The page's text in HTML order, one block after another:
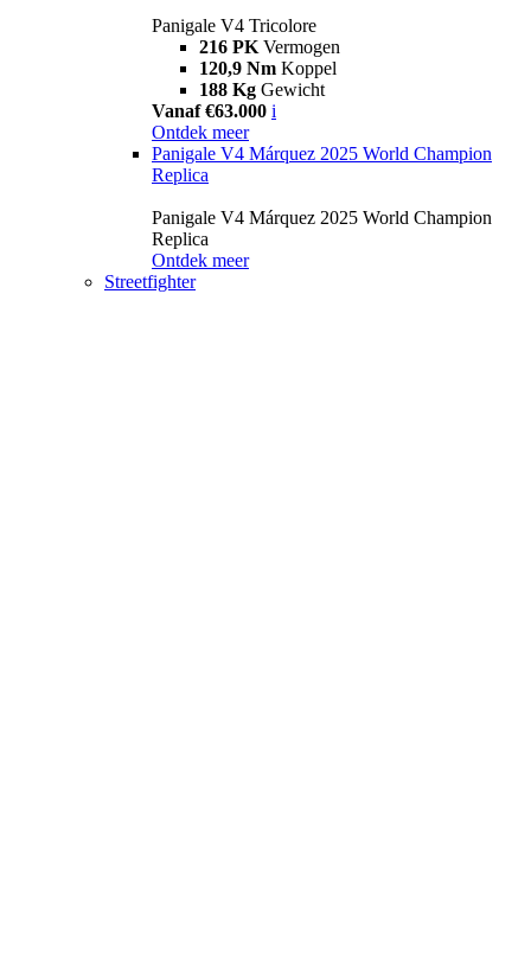
Panigale V4 Tricolore
216 PK Vermogen
120,9 Nm Koppel
188 Kg Gewicht
Vanaf €63.000 i
Ontdek meer
Panigale V4 Márquez 2025 World Champion
Replica
Panigale V4 Márquez 2025 World Champion
Replica
Ontdek meer
Streetfighter